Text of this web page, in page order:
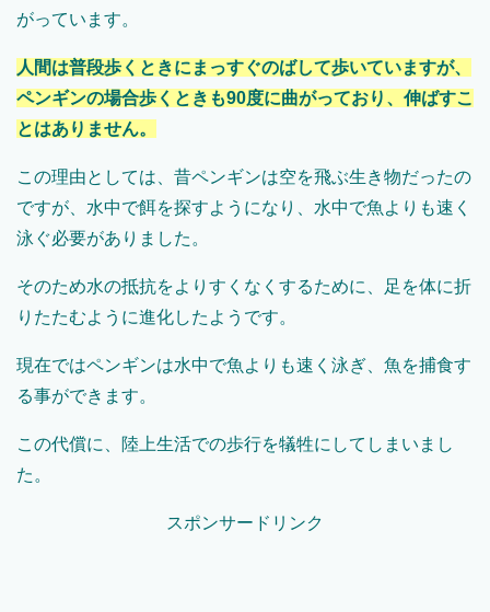
がっています。
人間は普段歩くときにまっすぐのばして歩いていますが、
ペンギンの場合歩くときも90度に曲がっており、伸ばすこ
とはありません。
この理由としては、昔ペンギンは空を飛ぶ生き物だったの
ですが、水中で餌を探すようになり、水中で魚よりも速く
泳ぐ必要がありました。
そのため水の抵抗をよりすくなくするために、足を体に折
りたたむように進化したようです。
現在ではペンギンは水中で魚よりも速く泳ぎ、魚を捕食す
る事ができます。
この代償に、陸上生活での歩行を犠牲にしてしまいまし
た。
スポンサードリンク